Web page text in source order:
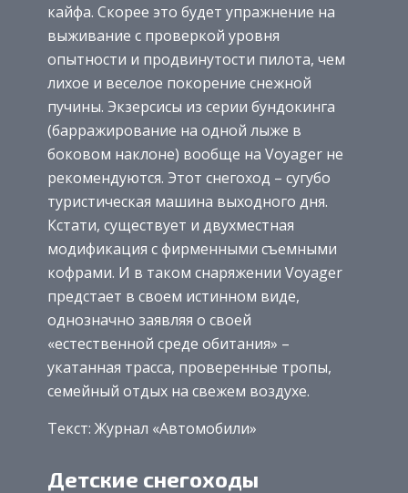
кайфа. Скорее это будет упражнение на
выживание с проверкой уровня
опытности и продвинутости пилота, чем
лихое и веселое покорение снежной
пучины. Экзерсисы из серии бундокинга
(барражирование на одной лыже в
боковом наклоне) вообще на Voyager не
рекомендуются. Этот снегоход – сугубо
туристическая машина выходного дня.
Кстати, существует и двухместная
модификация с фирменными съемными
кофрами. И в таком снаряжении Voyager
предстает в своем истинном виде,
однозначно заявляя о своей
«естественной среде обитания» –
укатанная трасса, проверенные тропы,
семейный отдых на свежем воздухе.
Текст: Журнал «Автомобили»
Детские снегоходы